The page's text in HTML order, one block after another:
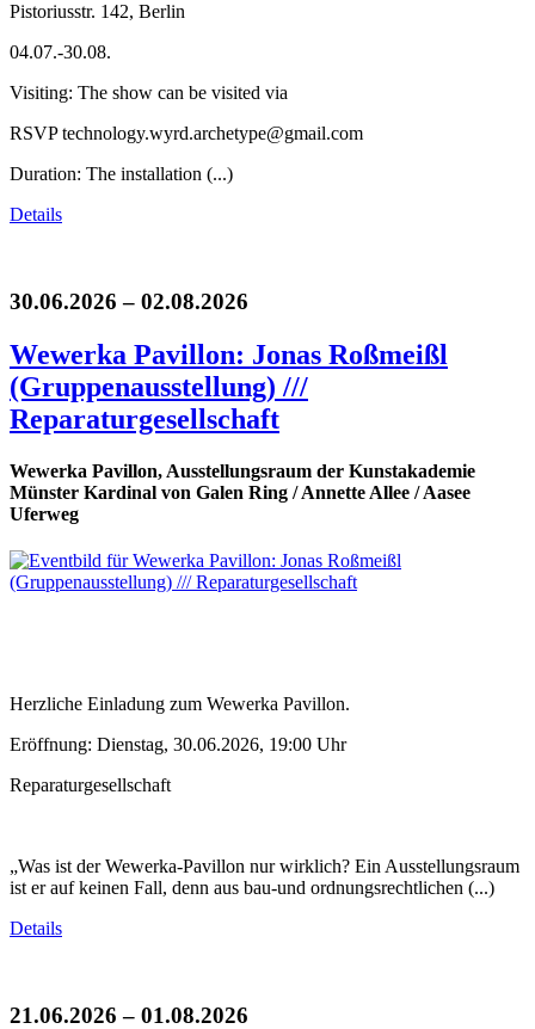
Pistoriusstr. 142, Berlin
04.07.-30.08.
Visiting: The show can be visited via
RSVP technology.wyrd.archetype@gmail.com
Duration: The installation (...)
Details
30.06.2026 – 02.08.2026
Wewerka Pavillon: Jonas Roßmeißl
(Gruppenausstellung) ///
Reparaturgesellschaft
Wewerka Pavillon, Ausstellungsraum der Kunstakademie
Münster Kardinal von Galen Ring / Annette Allee / Aasee
Uferweg
Herzliche Einladung zum Wewerka Pavillon.
Eröffnung: Dienstag, 30.06.2026, 19:00 Uhr
Reparaturgesellschaft
„Was ist der Wewerka-Pavillon nur wirklich? Ein Ausstellungsraum
ist er auf keinen Fall, denn aus bau-und ordnungsrechtlichen (...)
Details
21.06.2026 – 01.08.2026